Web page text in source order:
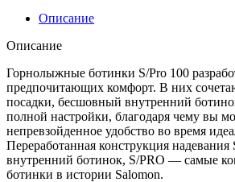
Описание
Описание
Горнолыжные ботинки S/Pro 100
предпочитающих комфорт. В них
посадки, бесшовный внутренний
полной настройки, благодаря чему вы
непревзойденное удобство во время
Переработанная конструкция
внутренний ботинок, S/PRO — самые
ботинки в истории Salomon.